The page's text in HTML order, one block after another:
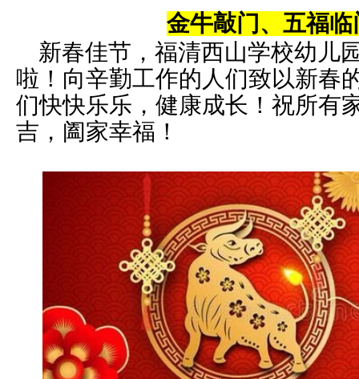
金牛敲门、五福临
新春佳节，福清西山学校幼儿
啦！向辛勤工作的人们致以新春
们快快乐乐，健康成长！祝所有
吉，阖家幸福！